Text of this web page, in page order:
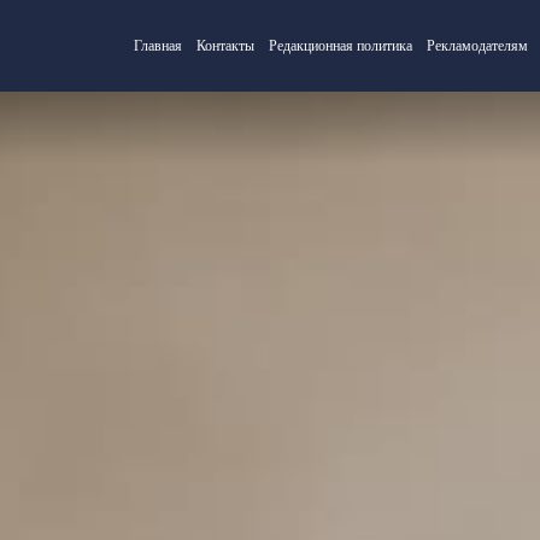
Главная Контакты Редакционная политика Рекламодателям